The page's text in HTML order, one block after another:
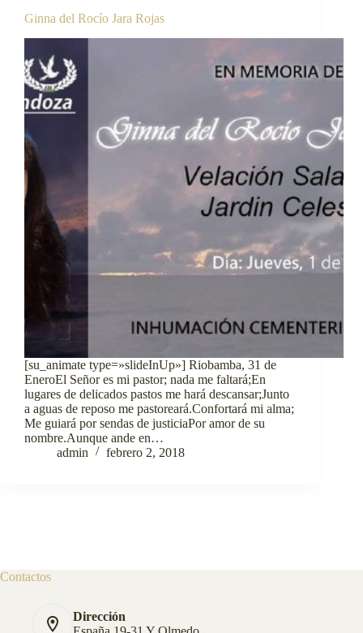
Ginna del Rocío Jara Rojas
[su_animate type=»slideInUp»] Riobamba, 31 de
EneroEl Señor es mi pastor; nada me faltará;En
lugares de delicados pastos me hará descansar;Junto
a aguas de reposo me pastoreará.Confortará mi alma;
Me guiará por sendas de justiciaPor amor de su
nombre.Aunque ande en…
admin
febrero 2, 2018
Contactos
Dirección